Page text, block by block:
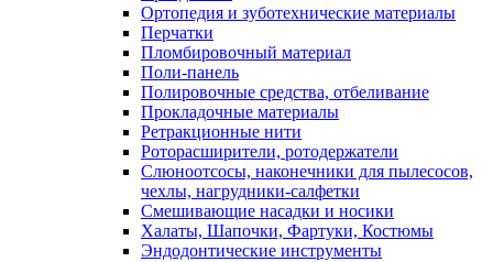
Ортопедия и зуботехнические материалы
Перчатки
Пломбировочный материал
Поли-панель
Полировочные средства, отбеливание
Прокладочные материалы
Ретракционные нити
Роторасширители, ротодержатели
Слюноотсосы, наконечники для пылесосов,
чехлы, нагрудники-салфетки
Смешивающие насадки и носики
Халаты, Шапочки, Фартуки, Костюмы
Эндодонтические инструменты